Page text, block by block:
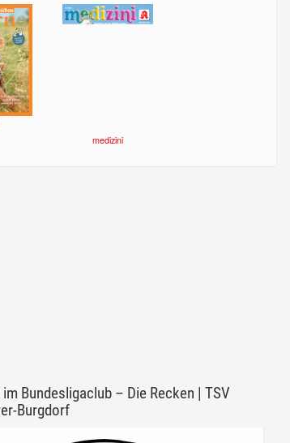
medizini
Bundesligaclub – Die Recken | TSV
Burgdorf